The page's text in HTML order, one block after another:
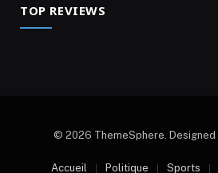
TOP REVIEWS
© 2026 ThemeSphere. Designed
Accueil Politique Sports